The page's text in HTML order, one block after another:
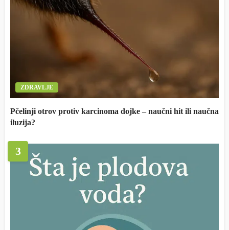
ZDRAVLJE
Pčelinji otrov protiv karcinoma dojke – naučni hit ili naučna
iluzija?
3